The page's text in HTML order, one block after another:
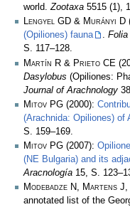
world.Zootaxa 5515 (1),
Lengyel GD & Murányi D
(Opiliones) fauna
. Folia
S. 117–128.
Martín R & Prieto CE
Dasylobus (Opiliones:
Journal of Arachnology
Mitov PG (2000):
(Arachnida: Opiliones) of
S. 159–169.
Mitov PG (2007):
(NE Bulgaria) and its
Aracnología 15, S.
Modebadze N, Martens
annotated list of the